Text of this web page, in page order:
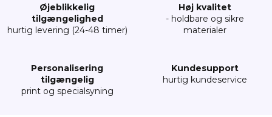
Øjeblikkelig
tilgængelighed
hurtig levering (24-48 timer)
Høj kvalitet
- holdbare og sikre
materialer
Personalisering
tilgængelig
print og specialsyning
Kundesupport
hurtig kundeservice